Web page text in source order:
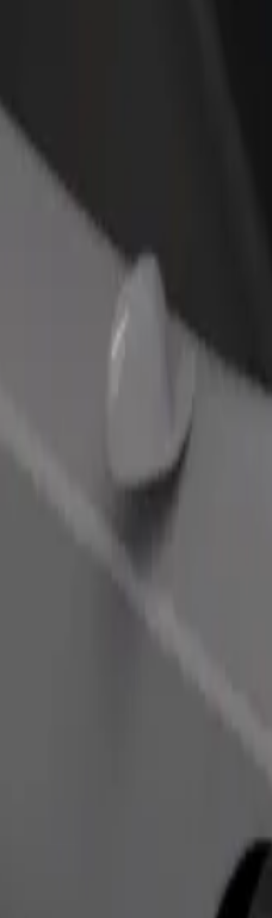
og find den perfekte til din